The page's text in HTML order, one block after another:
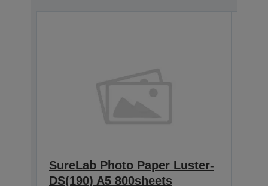
SureLab Photo Paper Luster-
DS(190) A5 800sheets